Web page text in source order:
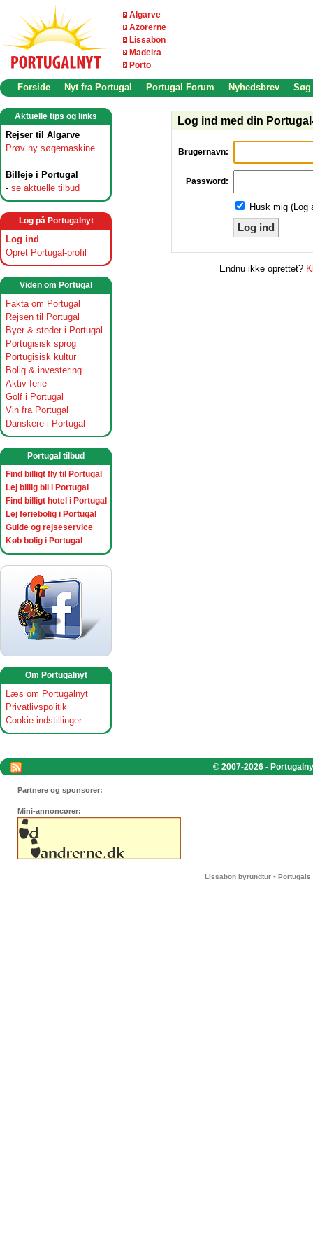
Algarve
Azorerne
Lissabon
Madeira
Porto
Forside Nyt fra Portugal Portugal Forum Nyhedsbrev Søg
Aktuelle tips og links
Rejser til Algarve
Prøv ny søgemaskine
Billeje i Portugal
- se aktuelle tilbud
Log på Portugalnyt
Log ind
Opret Portugal-profil
Viden om Portugal
Fakta om Portugal
Rejsen til Portugal
Byer & steder i Portugal
Portugisisk sprog
Portugisisk kultur
Bolig & investering
Aktiv ferie
Golf i Portugal
Vin fra Portugal
Danskere i Portugal
Portugal tilbud
Find billigt fly til Portugal
Lej billig bil i Portugal
Find billigt hotel i Portugal
Lej feriebolig i Portugal
Guide og rejseservice
Køb bolig i Portugal
Om Portugalnyt
Læs om Portugalnyt
Privatlivspolitik
Cookie indstillinger
Log ind med din
Brugernavn:
Password:
Husk mig (Log
Log ind
Endnu ikke oprettet?
© 2007-2026 -
Partnere og sponsorer:
Mini-annoncører:
Lissabon byrundtur - Portugals